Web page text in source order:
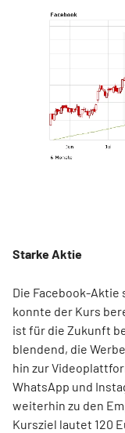
Starke Aktie
Die Facebook-
konnte der Kurs
ist für die Zukunft
blendend, die
hin zur
WhatsApp und
weiterhin zu den
Kursziel lautet 120